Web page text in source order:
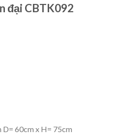
đại CBTK092
60cm x H= 75cm